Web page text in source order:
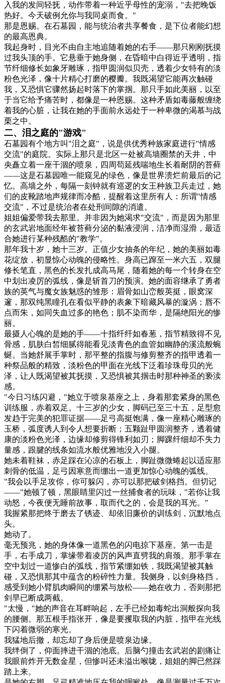
入我的发间轻抚，动作带着一种近乎母性的宠溺，"去把晚饭
热好。今天破例允你与我同桌而食。"
那是恩赐。在石墓园，能与统治者共享餐食，是下位者能幻想
的最高恩典。
我起身时，目光不由自主地追随着她的右手——那只刚刚抚摸
过我头顶的手。它悬垂于她身侧，在昏暗中白得近乎透明，指
节纤细修长如象牙雕琢，指甲圆润似贝壳，透着少女特有的淡
粉色光泽，像十片精心打磨的樱瓣。我既渴望它能再次触碰
我，又恐惧它骤然扬起时落下的掌掴。那只手如此美丽，以至
于当它给予痛苦时，都像是一种恩赐。这种矛盾如毒藤般缠绕
着我的心脏，让我在她的手面前永远处于一种卑微的渴慕与战
栗之中。
二、泪之庭的"游戏"
石墓园有个地方叫"泪之庭"，说是供优秀种族家庭进行"情感
交流"的庭院。实际上那只是北区一处被高墙圈禁的天井，中
央矗立着一座干涸的喷泉，四周苟延残喘地生长着耐阴的苔藓
——这是石墓园唯一能窥见的绿色，像是世界溃烂前最后的记
忆。高墙之外，每隔一刻钟就有巡逻的女王种族卫兵走过，她
们的皮靴踏地声规律而冷酷，提醒着这里所有人：所谓"情感
交流"，不过是统治者在处刑间隙的消遣。
姐姐偏爱带我去那里。并非因为她渴求"交流"，而是因为那里
的玄武岩地面经年被苔藓分泌的黏液浸润，洁净而湿滑，最适
合她进行某种残酷的"教学"。
那年我十岁，她十三岁。正值少女抽条的年纪，她的美丽如毒
花绽放，初显惊心动魄的侵略性。身高已蹿至一米六五，双腿
修长笔直，黑色的长发扎成高马尾，随着她的每一个转身在空
中划出凌厉的弧线，像是斩首刀的预演。她的面容继承了勇者
族的英气与魔女族魅惑的雏形：眉骨如山峦般英挺，眼窝深
邃，那双纯黑瞳孔在看似平静的表象下暗藏风暴的漩涡；唇不
点而朱，如同失血过多的艳色；肌不染而华，是隔绝阳光的惨
丽。
最摄人心魄的是她的手——十指纤纤如春葱，指节精致得不见
骨感，肌肤白皙细腻得能看见淡青色的血管如幽静的溪流般蜿
蜒。当她舒展手掌时，那平整的指腹与修剪整齐的指甲透着一
种祭品般的精致，淡粉色的甲面在光线下泛着珍珠母贝的光
泽，让人既渴望被其抚摸，又恐惧被其掴击时那种神圣的亵渎
感。
"今日习练闪避，"她立于喷泉基座之上，身着那套紧身的黑色
训练服，赤着双足。十三岁的少女，脚码已至三十五，足型愈
发趋于完美的犯罪证据——足弓高挺饱满，像一座精心雕琢的
玉桥，弧度诱人到令人想要折断；五颗趾甲圆润整齐，透着健
康的淡粉色光泽，边缘却修剪得锋利如刃；脚踝纤细却不失力
量感，跟腱的线条如流水般优雅地没入小腿。
她未着鞋袜，赤足踩在沁凉的石板上，脚趾微微蜷起以适应那
刺骨的低温，足弓因寒意而绷出一道更加惊心动魄的弧线。
"我会以手足攻你，你可躲闪，亦可以那把破剑格挡。但切记
——"她顿了顿，黑眼睛里闪过一丝捕食者的玩味，"若你让我
动怒，今夜便无睡前故事，取而代之的，会是我的耳光。"
我握紧那把终于磨去了锈迹、却依旧廉价的训练剑，沉默地点
头。
她动了。
毫无预兆，她的身体像一道黑色的闪电掠下基座。第一击是
手，右手成刀，掌缘带着凌厉的风声直劈我的肩颈。那手掌在
空中划过一道惨白的弧线，指节紧绷如铁，我既渴望被其触
碰，又恐惧那其中蕴含的粉碎性力量。我侧身，以剑身格挡，
感受到她小臂肌肉瞬间的绷紧与放松——她在收力，否则那把
剑早已断成两截。
"太慢，"她的声音在耳畔响起，左手已经如毒蛇出洞般探向我
的腰侧。那五根手指张开，像是要攫取我的内脏，指甲在光线
下闪着微弱的寒光。
我猛地后撤，却忘却了身后便是喷泉边缘。
我绊倒了，仰面摔进干涸的池底。后脑勺撞击玄武岩的剧痛让
我眼前炸开无数金星，但惨叫还未溢出喉咙，姐姐的脚已然踩
踏上来。